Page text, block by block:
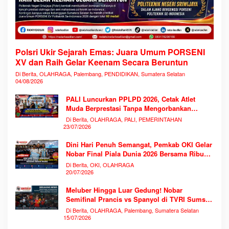
Polsri Ukir Sejarah Emas: Juara Umum PORSENI
XV dan Raih Gelar Keenam Secara Beruntun
Di Berita, OLAHRAGA, Palembang, PENDIDIKAN, Sumatera Selatan
04/08/2026
PALI Luncurkan PPLPD 2026, Cetak Atlet
Muda Berprestasi Tanpa Mengorbankan
Pendidikan
Di Berita, OLAHRAGA, PALI, PEMERINTAHAN
23/07/2026
Dini Hari Penuh Semangat, Pemkab OKI Gelar
Nobar Final Piala Dunia 2026 Bersama Ribuan
Warga
Di Berita, OKI, OLAHRAGA
20/07/2026
Meluber Hingga Luar Gedung! Nobar
Semifinal Prancis vs Spanyol di TVRI Sumsel
Memecahkan Rekor Antusiasme
Di Berita, OLAHRAGA, Palembang, Sumatera Selatan
15/07/2026